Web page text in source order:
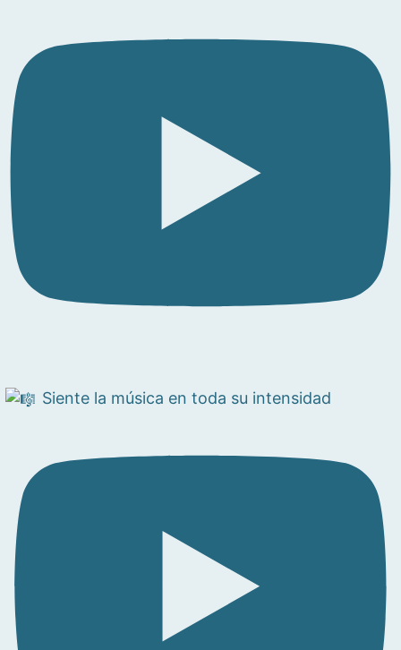
Siente la música en toda su intensidad